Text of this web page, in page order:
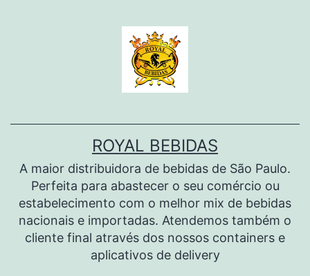
ROYAL BEBIDAS
A maior distribuidora de bebidas de São Paulo.
Perfeita para abastecer o seu comércio ou
estabelecimento com o melhor mix de bebidas
nacionais e importadas. Atendemos também o
cliente final através dos nossos containers e
aplicativos de delivery